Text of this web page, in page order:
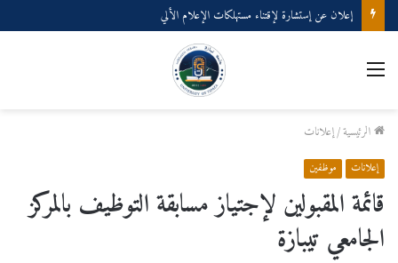
إعلان عن إستشارة لإقتناء مستهلكات الإعلام الألي
القائمة
الرئيسية/إعلانات
إعلانات موظفين
قائمة المقبولين لإجتياز مسابقة التوظيف بالمركز
الجامعي تيبازة